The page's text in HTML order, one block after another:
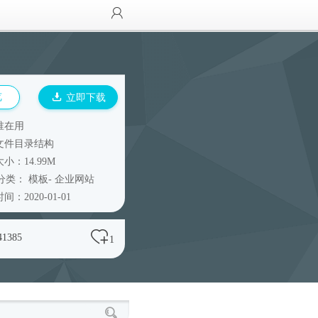
立即下载
在用
件目录结构
小：14.99M
类： 模板- 企业网站
间：2020-01-01
1